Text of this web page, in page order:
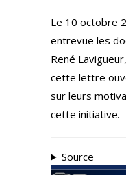
Le 10 octobre
entrevue les
René
cette lettre
sur leurs
cette initiative.
Source